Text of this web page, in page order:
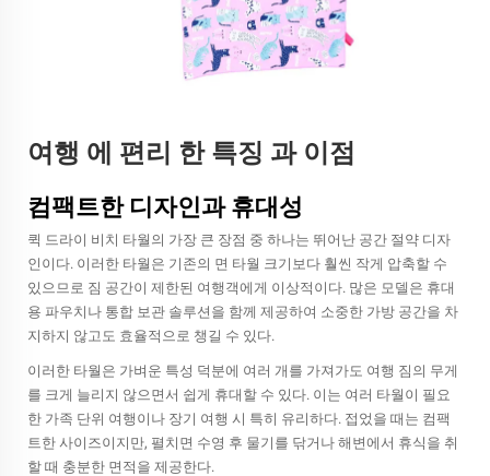
여행 에 편리 한 특징 과 이점
컴팩트한 디자인과 휴대성
퀵 드라이 비치 타월의 가장 큰 장점 중 하나는 뛰어난 공간 절약 디자
인이다. 이러한 타월은 기존의 면 타월 크기보다 훨씬 작게 압축할 수
있으므로 짐 공간이 제한된 여행객에게 이상적이다. 많은 모델은 휴대
용 파우치나 통합 보관 솔루션을 함께 제공하여 소중한 가방 공간을 차
지하지 않고도 효율적으로 챙길 수 있다.
이러한 타월은 가벼운 특성 덕분에 여러 개를 가져가도 여행 짐의 무게
를 크게 늘리지 않으면서 쉽게 휴대할 수 있다. 이는 여러 타월이 필요
한 가족 단위 여행이나 장기 여행 시 특히 유리하다. 접었을 때는 컴팩
트한 사이즈이지만, 펼치면 수영 후 물기를 닦거나 해변에서 휴식을 취
할 때 충분한 면적을 제공한다.